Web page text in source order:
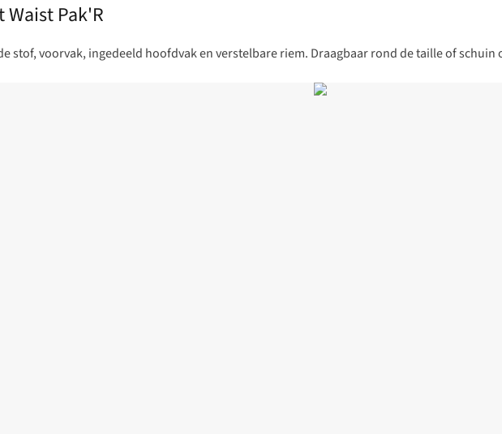
Waist Pak'R
stof, voorvak, ingedeeld hoofdvak en verstelbare riem. Draagbaar rond de taille of schuin